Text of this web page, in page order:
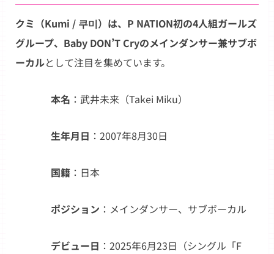
クミ（Kumi / 쿠미）は、P NATION初の4人組ガールズ
グループ、Baby DON’T Cryのメインダンサー兼サブボ
ーカルとして注目を集めています。
本名 ：武井未来（Takei Miku）
生年月日 ：2007年8月30日
国籍：日本
ポジション ：メインダンサー、サブボーカル
デビュー日 ：2025年6月23日（シングル「F